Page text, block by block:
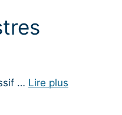
… Lire plus